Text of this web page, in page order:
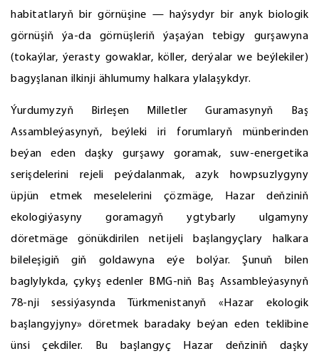
habitatlaryň bir görnüşine — haýsydyr bir anyk biologik
görnüşiň ýa-da görnüşleriň ýaşaýan tebigy gurşawyna
(tokaýlar, ýerasty gowaklar, köller, derýalar we beýlekiler)
bagyşlanan ilkinji ählumumy halkara ylalaşykdyr.
Ýurdumyzyň Birleşen Milletler Guramasynyň Baş
Assambleýasynyň, beýleki iri forumlaryň münberinden
beýan eden daşky gurşawy goramak, suw-energetika
serişdelerini rejeli peýdalanmak, azyk howpsuzlygyny
üpjün etmek meselelerini çözmäge, Hazar deňziniň
ekologiýasyny goramagyň ygtybarly ulgamyny
döretmäge gönükdirilen netijeli başlangyçlary halkara
bileleşigiň giň goldawyna eýe bolýar. Şunuň bilen
baglylykda, çykyş edenler BMG-niň Baş Assambleýasynyň
78-nji sessiýasynda Türkmenistanyň «Hazar ekologik
başlangyjyny» döretmek baradaky beýan eden teklibine
ünsi çekdiler. Bu başlangyç Hazar deňziniň daşky